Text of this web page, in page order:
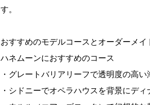
す。
おすすめのモデルコースとオーダーメイ
ハネムーンにおすすめのコース
・グレートバリアリーフで透明度の高
・シドニーでオペラハウスを背景にデ